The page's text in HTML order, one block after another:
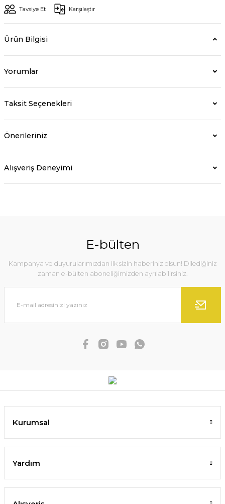
Tavsiye Et Karşılaştır
Ürün Bilgisi
Yorumlar
Taksit Seçenekleri
Önerileriniz
Alışveriş Deneyimi
E-bülten
Kampanya ve duyurularımızdan ilk sizin haberiniz olsun! Dilediğiniz
zaman e-bülten aboneliğimizden ayrılabilirsiniz.
Kurumsal
Yardım